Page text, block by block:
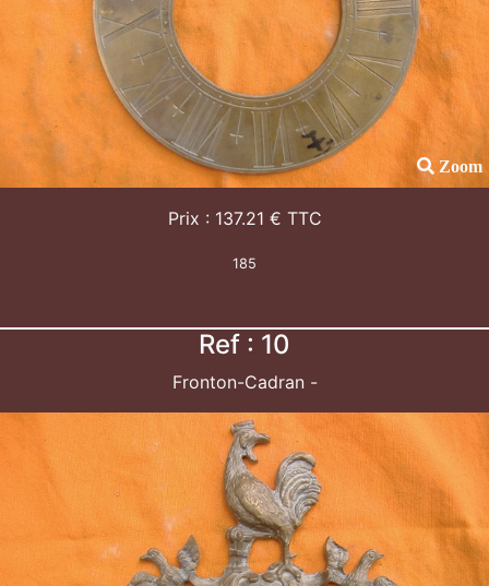
Zoom
Prix : 137.21 € TTC
185
Ref : 10
Fronton-Cadran -